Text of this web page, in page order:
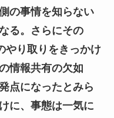
の事情を知らない
る。さらにその
やり取りをきっかけ
情報共有の欠如
点になったとみら
に、事態は一気に